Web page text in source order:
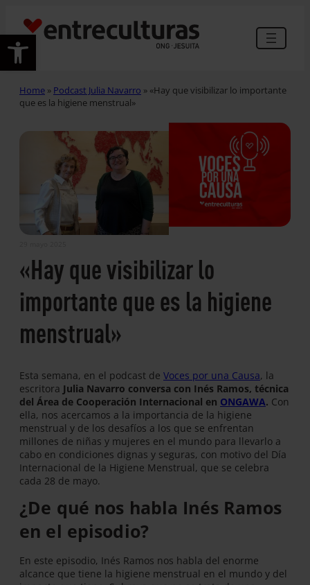
Abrir barra de herramientas
Home » Podcast Julia Navarro » «Hay que visibilizar lo importante
que es la higiene menstrual»
«Hay que visibilizar lo
importante que es la higiene
menstrual»
Esta semana, en el podcast de Voces por una Causa, la
escritora Julia Navarro conversa con Inés Ramos, técnica
del Área de Cooperación Internacional en ONGAWA. Con
ella, nos acercamos a la importancia de la higiene
menstrual y de los desafíos a los que se enfrentan
millones de niñas y mujeres en el mundo para llevarlo a
cabo en condiciones dignas y seguras, con motivo del Día
Internacional de la Higiene Menstrual, que se celebra
cada 28 de mayo.
¿De qué nos habla Inés Ramos
en el episodio?
En este episodio, Inés Ramos nos habla del enorme
alcance que tiene la higiene menstrual en el mundo y del